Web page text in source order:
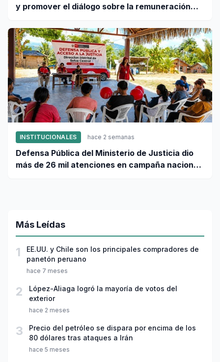
y promover el diálogo sobre la remuneración
INSTITUCIONALES hace 2 semanas
Defensa Pública del Ministerio de Justicia dio
más de 26 mil atenciones en campaña nacional
Más Leídas
1
EE.UU. y Chile son los principales compradores de
panetón peruano
hace 7 meses
2
López-Aliaga logró la mayoría de votos del
exterior
hace 2 meses
3
Precio del petróleo se dispara por encima de los
80 dólares tras ataques a Irán
hace 5 meses